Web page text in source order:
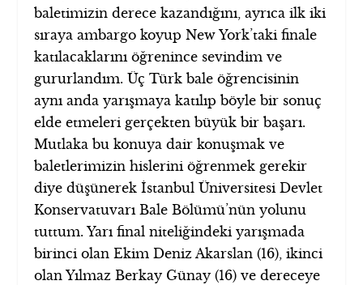
baletimizin derece kazandığını, ayrıca ilk iki
sıraya ambargo koyup New York’taki finale
katılacaklarını öğrenince sevindim ve
gururlandım. Üç Türk bale öğrencisinin
aynı anda yarışmaya katılıp böyle bir sonuç
elde etmeleri gerçekten büyük bir başarı.
Mutlaka bu konuya dair konuşmak ve
baletlerimizin hislerini öğrenmek gerekir
diye düşünerek İstanbul Üniversitesi Devlet
Konservatuvarı Bale Bölümü’nün yolunu
tuttum. Yarı final niteliğindeki yarışmada
birinci olan Ekim Deniz Akarslan (16), ikinci
olan Yılmaz Berkay Günay (16) ve dereceye